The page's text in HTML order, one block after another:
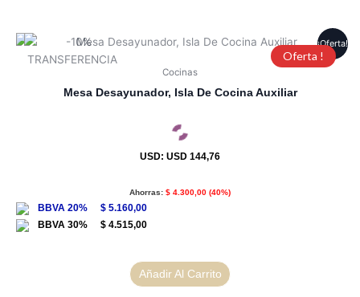
¡Oferta!
Oferta !
Cocinas
Mesa Desayunador, Isla De Cocina Auxiliar
USD: USD 144,76
Ahorras: $ 4.300,00 (40%)
$ 5.160,00
$ 4.515,00
Añadir Al Carrito